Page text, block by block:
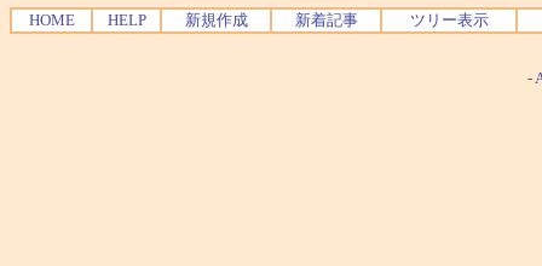
HOME HELP 新規作成 新着記事 ツリー表示
-